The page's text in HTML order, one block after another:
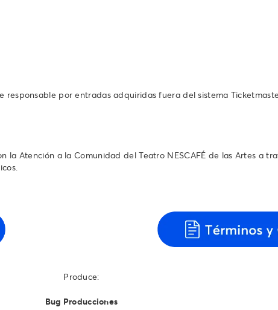
responsable por entradas adquiridas fuera del sistema
Atención a la Comunidad del Teatro NESCAFÉ de las Artes a
Produce:
Bug Producciones